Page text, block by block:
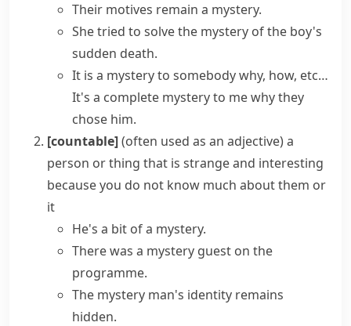
Their motives remain a mystery.
She tried to solve the mystery of the boy's
sudden death.
It is a mystery to somebody why, how, etc…
It's a complete mystery to me why they
chose him.
[countable](often used as an adjective)a
person or thing that is strange and interesting
because you do not know much about them or
it
He's a bit of a mystery.
There was a mystery guest on the
programme.
The mystery man's identity remains
hidden.